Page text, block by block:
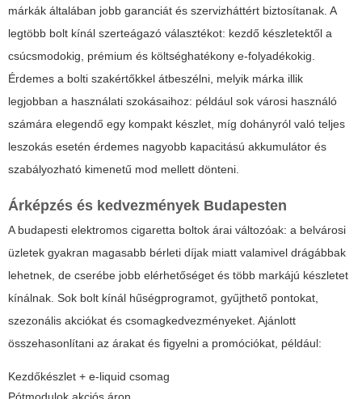
márkák általában jobb garanciát és szervizháttért biztosítanak. A
legtöbb bolt kínál szerteágazó választékot: kezdő készletektől a
csúcsmodokig, prémium és költséghatékony e-folyadékokig.
Érdemes a bolti szakértőkkel átbeszélni, melyik márka illik
legjobban a használati szokásaihoz: például sok városi használó
számára elegendő egy kompakt készlet, míg dohányról való teljes
leszokás esetén érdemes nagyobb kapacitású akkumulátor és
szabályozható kimenetű mod mellett dönteni.
Árképzés és kedvezmények Budapesten
A budapesti elektromos cigaretta boltok árai változóak: a belvárosi
üzletek gyakran magasabb bérleti díjak miatt valamivel drágábbak
lehetnek, de cserébe jobb elérhetőséget és több markájú készletet
kínálnak. Sok bolt kínál hűségprogramot, gyűjthető pontokat,
szezonális akciókat és csomagkedvezményeket. Ajánlott
összehasonlítani az árakat és figyelni a promóciókat, például:
Kezdőkészlet + e-liquid csomag
Pótmodulok akciós áron